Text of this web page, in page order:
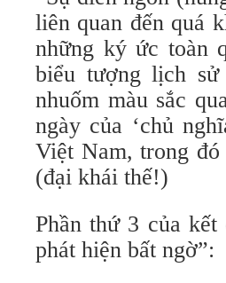
liên quan đến quá
những ký ức toàn
biểu tượng lịch sử
nhuốm màu sắc
ngày của ‘chủ
Việt Nam, trong
(đại khái thế!)
Phần thứ 3 của
phát hiện bất ngờ”: